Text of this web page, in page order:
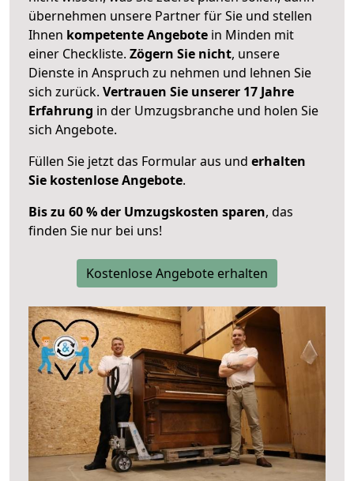
übernehmen unsere Partner für Sie und stellen
Ihnen kompetente Angebote in Minden mit
einer Checkliste. Zögern Sie nicht, unsere
Dienste in Anspruch zu nehmen und lehnen Sie
sich zurück. Vertrauen Sie unserer 17 Jahre
Erfahrung in der Umzugsbranche und holen Sie
sich Angebote.
Füllen Sie jetzt das Formular aus und erhalten
Sie kostenlose Angebote.
Bis zu 60 % der Umzugskosten sparen, das
finden Sie nur bei uns!
Kostenlose Angebote erhalten